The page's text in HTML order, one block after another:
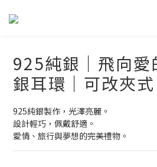
925純銀｜飛向愛
銀耳環｜可改夾式
925純銀製作，光澤亮麗。
設計輕巧，佩戴舒適。
愛情、旅行與夢想的完美禮物。